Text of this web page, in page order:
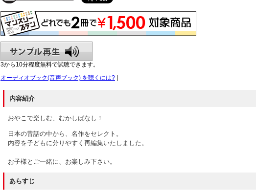
3から10分程度無料で試聴できます。
オーディオブック(音声ブック) を聴くには? |
内容紹介
おやこで楽しむ、むかしばなし！
日本の昔話の中から、名作をセレクト。
内容を子どもに分りやすく再編集いたしました。
お子様とご一緒に、お楽しみ下さい。
あらすじ